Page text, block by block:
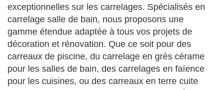
exceptionnelles sur les carrelages. Spécialisés en
carrelage salle de bain, nous proposons une
gamme étendue adaptée à tous vos projets de
décoration et rénovation. Que ce soit pour des
carreaux de piscine, du carrelage en grès cérame
pour les salles de bain, des carrelages en faïence
pour les cuisines, ou des carreaux en terre cuite